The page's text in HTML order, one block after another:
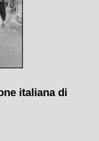
italiana di